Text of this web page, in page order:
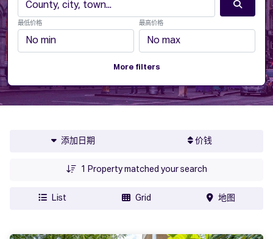
最低价格 最高价格
More filters
添加日期 价钱
1 Property matched your search
List Grid 地图